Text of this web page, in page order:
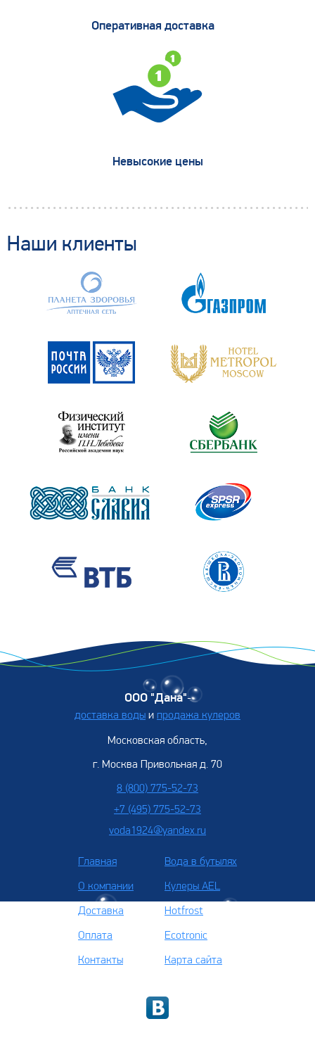
Оперативная доставка
Невысокие цены
Наши клиенты
ООО "Дана"-
доставка воды и продажа кулеров
Московская область,
г. Москва Привольная д. 70
8 (800) 775-52-73
+7 (495) 775-52-73
voda1924@yandex.ru
Главная
О компании
Доставка
Оплата
Контакты
Вода в бутылях
Кулеры AEL
Hotfrost
Ecotronic
Карта сайта